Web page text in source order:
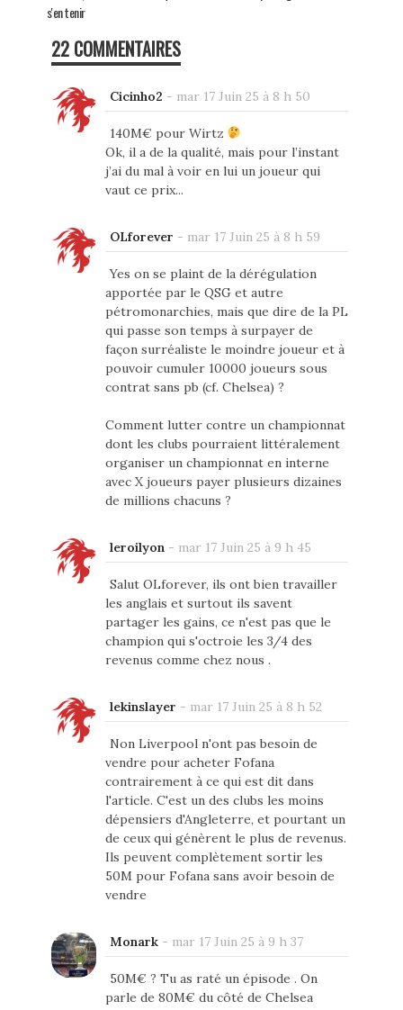
s'en tenir
22 COMMENTAIRES
Cicinho2 - mar 17 Juin 25 à 8 h 50
140M€ pour Wirtz
Ok, il a de la qualité, mais pour l’instant
j’ai du mal à voir en lui un joueur qui
vaut ce prix...
OLforever - mar 17 Juin 25 à 8 h 59
Yes on se plaint de la dérégulation
apportée par le QSG et autre
pétromonarchies, mais que dire de la PL
qui passe son temps à surpayer de
façon surréaliste le moindre joueur et à
pouvoir cumuler 10000 joueurs sous
contrat sans pb (cf. Chelsea) ?
Comment lutter contre un championnat
dont les clubs pourraient littéralement
organiser un championnat en interne
avec X joueurs payer plusieurs dizaines
de millions chacuns ?
leroilyon- mar 17 Juin 25 à 9 h 45
Salut OLforever, ils ont bien travailler
les anglais et surtout ils savent
partager les gains, ce n'est pas que le
champion qui s'octroie les 3/4 des
revenus comme chez nous .
lekinslayer - mar 17 Juin 25 à 8 h 52
Non Liverpool n'ont pas besoin de
vendre pour acheter Fofana
contrairement à ce qui est dit dans
l'article. C'est un des clubs les moins
dépensiers d'Angleterre, et pourtant un
de ceux qui génèrent le plus de revenus.
Ils peuvent complètement sortir les
50M pour Fofana sans avoir besoin de
vendre
Monark- mar 17 Juin 25 à 9 h 37
50M€ ? Tu as raté un épisode . On
parle de 80M€ du côté de Chelsea